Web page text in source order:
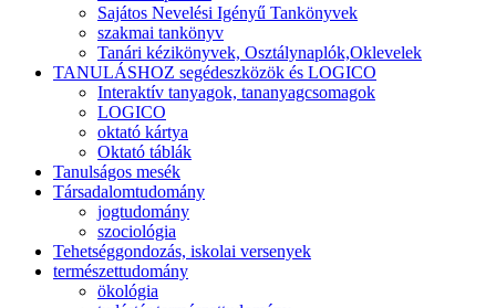
Sajátos Nevelési Igényű Tankönyvek
szakmai tankönyv
Tanári kézikönyvek, Osztálynaplók,Oklevelek
TANULÁSHOZ segédeszközök és LOGICO
Interaktív tanyagok, tananyagcsomagok
LOGICO
oktató kártya
Oktató táblák
Tanulságos mesék
Társadalomtudomány
jogtudomány
szociológia
Tehetséggondozás, iskolai versenyek
természettudomány
ökológia